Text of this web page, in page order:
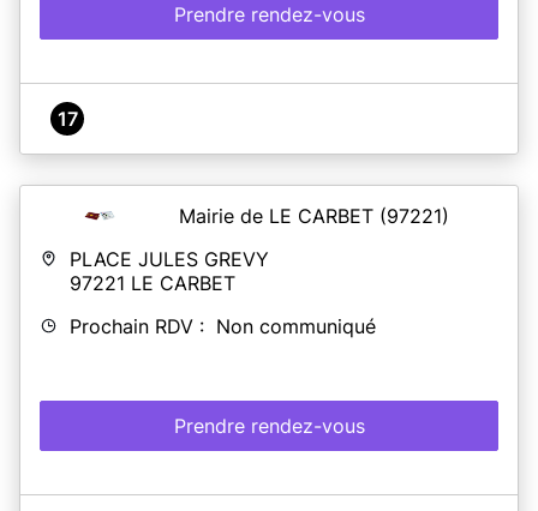
Prendre rendez-vous
17
Mairie de LE CARBET (97221)
PLACE JULES GREVY
97221 LE CARBET
Prochain RDV : Non communiqué
Prendre rendez-vous